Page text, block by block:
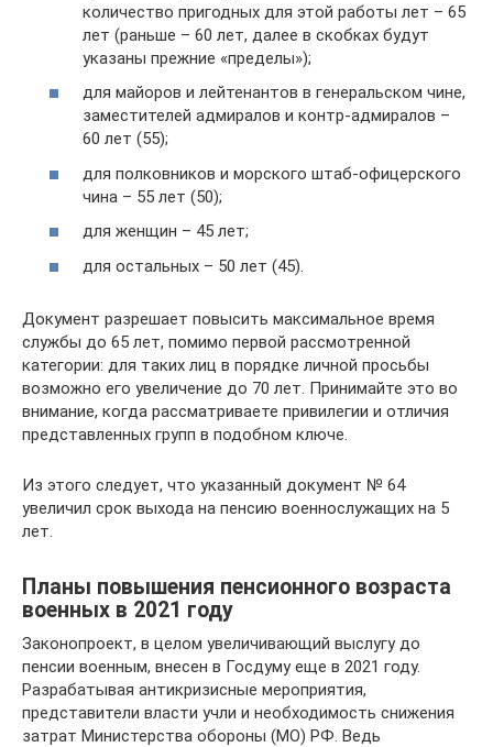
количество пригодных для этой работы лет – 65
лет (раньше – 60 лет, далее в скобках будут
указаны прежние «пределы»);
для майоров и лейтенантов в генеральском чине,
заместителей адмиралов и контр-адмиралов –
60 лет (55);
для полковников и морского штаб-офицерского
чина – 55 лет (50);
для женщин – 45 лет;
для остальных – 50 лет (45).
Документ разрешает повысить максимальное время
службы до 65 лет, помимо первой рассмотренной
категории: для таких лиц в порядке личной просьбы
возможно его увеличение до 70 лет. Принимайте это во
внимание, когда рассматриваете привилегии и отличия
представленных групп в подобном ключе.
Из этого следует, что указанный документ № 64
увеличил срок выхода на пенсию военнослужащих на 5
лет.
Планы повышения пенсионного возраста
военных в 2021 году
Законопроект, в целом увеличивающий выслугу до
пенсии военным, внесен в Госдуму еще в 2021 году.
Разрабатывая антикризисные мероприятия,
представители власти учли и необходимость снижения
затрат Министерства обороны (МО) РФ. Ведь